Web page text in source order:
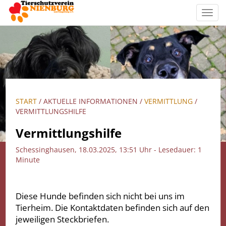
START / AKTUELLE INFORMATIONEN /VERMITTLUNG /
VERMITTLUNGSHILFE
Vermittlungshilfe
Schessinghausen, 18.03.2025, 13:51 Uhr - Lesedauer: 1
Minute
Diese Hunde befinden sich nicht bei uns im
Tierheim. Die Kontaktdaten befinden sich auf den
jeweiligen Steckbriefen.